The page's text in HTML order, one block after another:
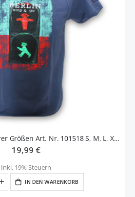
Berlin T-Shirt in mehrer Größen Art. Nr. 101518 S, M, L, XL, XXL
19,99 €
Inkl. 19% Steuern
IN DEN WARENKORB